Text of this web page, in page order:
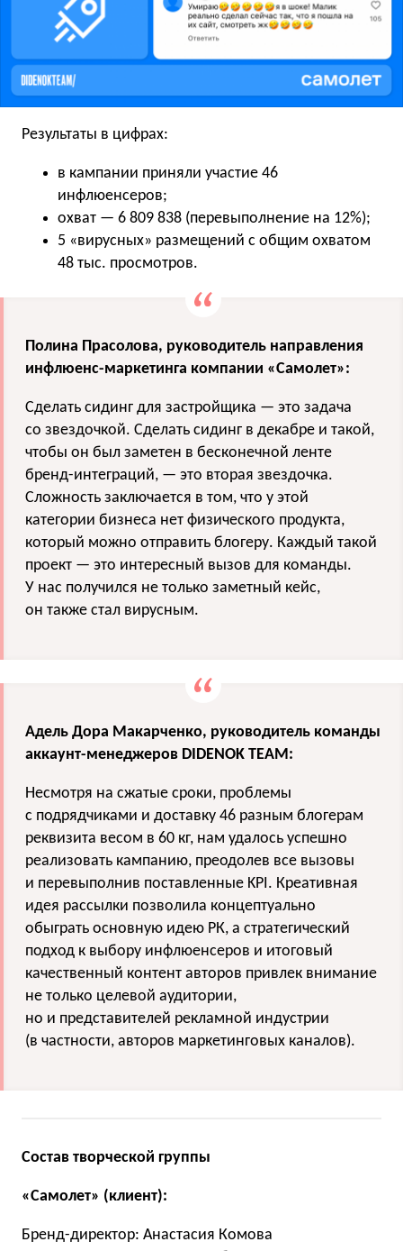
Результаты в цифрах:
в кампании приняли участие 46
инфлюенсеров;
охват — 6 809 838 (перевыполнение на 12%);
5 «вирусных» размещений с общим охватом
48 тыс. просмотров.
Полина Прасолова, руководитель направления
инфлюенс-маркетинга компании «Самолет»:
Сделать сидинг для застройщика — это задача
со звездочкой. Сделать сидинг в декабре и такой,
чтобы он был заметен в бесконечной ленте
бренд-интеграций, — это вторая звездочка.
Сложность заключается в том, что у этой
категории бизнеса нет физического продукта,
который можно отправить блогеру. Каждый такой
проект — это интересный вызов для команды.
У нас получился не только заметный кейс,
он также стал вирусным.
Адель Дора Макарченко, руководитель команды
аккаунт-менеджеров DIDENOK TEAM:
Несмотря на сжатые сроки, проблемы
с подрядчиками и доставку 46 разным блогерам
реквизита весом в 60 кг, нам удалось успешно
реализовать кампанию, преодолев все вызовы
и перевыполнив поставленные KPI. Креативная
идея рассылки позволила концептуально
обыграть основную идею РК, а стратегический
подход к выбору инфлюенсеров и итоговый
качественный контент авторов привлек внимание
не только целевой аудитории,
но и представителей рекламной индустрии
(в частности, авторов маркетинговых каналов).
Состав творческой группы
«Самолет» (клиент):
Бренд-директор: Анастасия Комова